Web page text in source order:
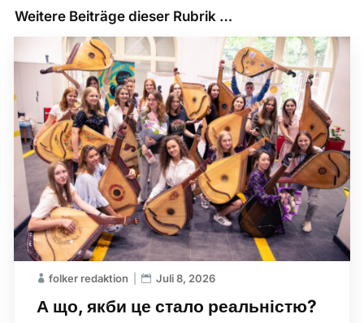
Weitere Beiträge dieser Rubrik …
А що, якби це стало реальністю?
folker redaktion Juli 8, 2026